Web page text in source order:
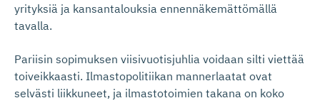
yrityksiä ja kansantalouksia ennennäkemättömällä
tavalla.
Pariisin sopimuksen viisivuotisjuhlia voidaan silti viettää
toiveikkaasti. Ilmastopolitiikan mannerlaatat ovat
selvästi liikkuneet, ja ilmastotoimien takana on koko